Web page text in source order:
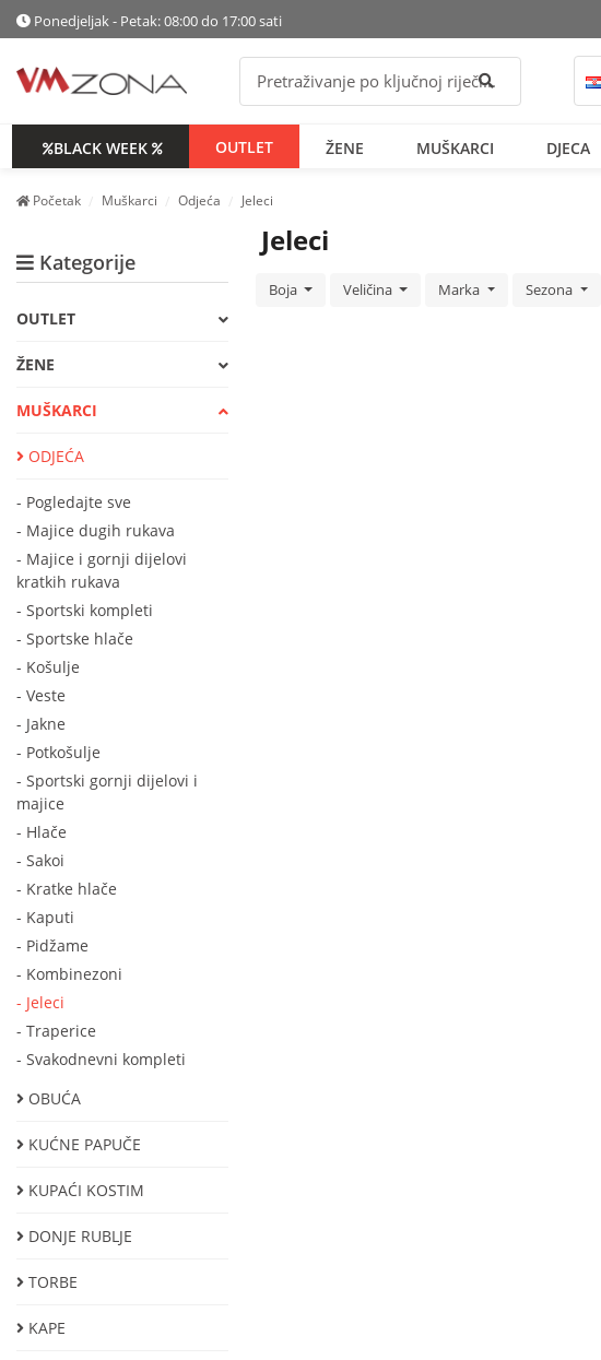
Ponedjeljak - Petak: 08:00 do 17:00 sati
Pretraži
BLACK WEEK OUTLET ŽENE MUŠKARCI DJECA
Početak Muškarci Odjeća Jeleci
Kategorije
OUTLET
ŽENE
MUŠKARCI
ODJEĆA
- Pogledajte sve
- Majice dugih rukava
- Majice i gornji dijelovi
kratkih rukava
- Sportski kompleti
- Sportske hlače
- Košulje
- Veste
- Jakne
- Potkošulje
- Sportski gornji dijelovi i
majice
- Hlače
- Sakoi
- Kratke hlače
- Kaputi
- Pidžame
- Kombinezoni
- Jeleci
- Тraperice
- Svakodnevni kompleti
OBUĆA
KUĆNE PAPUČE
KUPAĆI KOSTIM
DONJE RUBLJE
TORBE
KAPE
Jeleci
Boja Veličina Marka Sezona